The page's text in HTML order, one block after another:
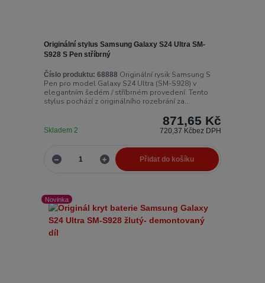
Originální stylus Samsung Galaxy S24 Ultra SM-
S928 S Pen stříbrný
Číslo produktu: 68888 Originální rysik Samsung S
Pen pro model Galaxy S24 Ultra (SM-S928) v
elegantním šedém / stříbrném provedení. Tento
stylus pochází z originálního rozebrání za...
871,65 Kč
720,37 Kčbez DPH
Skladem 2
Přidat do košíku
Novinka